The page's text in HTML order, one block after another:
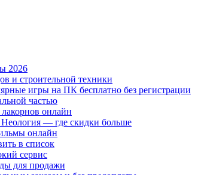
2026
и строительной техники
игры на ПК бесплатно без регистрации
частью
онлайн
— где скидки больше
онлайн
в список
сервис
для продажи